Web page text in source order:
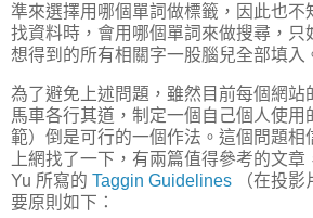
準來選擇用哪個單詞做標籤，因此也不
找資料時，會用哪個單詞來做搜尋，只
想得到的所有相關字一股腦兒全部填入
為了避免上述問題，雖然目前每個網站
馬車各行其道，制定一個自己個人使用
範）倒是可行的一個作法。這個問題相
上網找了一下，有兩篇值得參考的文
Yu 所寫的 Taggin Guidelines （在投影
要原則如下：